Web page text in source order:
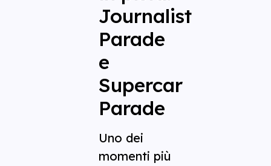
Journalist
Parade
e
Supercar
Parade
Uno dei
momenti più